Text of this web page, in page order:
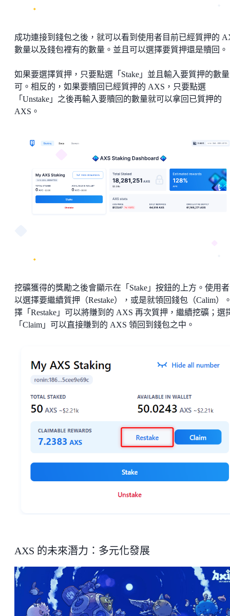
成功連接到錢包之後，就可以看到使用者目前已經質押的
數量以及錢包裡有的數量。並且可以選擇要質押還是贖回。
如果要選擇質押，只要點選「Stake」並且輸入要質押的數
可。相反的，如果要贖回已經質押的 AXS，只要點選
「Unstake」之後再輸入要贖回的數量就可以拿回已質押的
AXS。
挖礦獲得的獎勵之後會顯示在「Stake」按鈕的上方。使用
以選擇要繼續質押（Restake），或是就領回錢包（Calim）
擇「Restake」可以將賺到的 AXS 再次質押，繼續挖礦；選
「Claim」可以直接賺到的 AXS 領回到錢包之中。
AXS 的未來潛力：多元化發展